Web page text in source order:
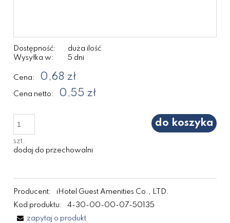
Dostępność:
duża ilość
Wysyłka w:
5 dni
Cena: 0,68 zł
Cena netto: 0,55 zł
szt.
do koszyka
dodaj do przechowalni
Producent:
iHotel Guest Amenities Co., LTD.
Kod produktu:
4-30-00-00-07-50135
zapytaj o produkt